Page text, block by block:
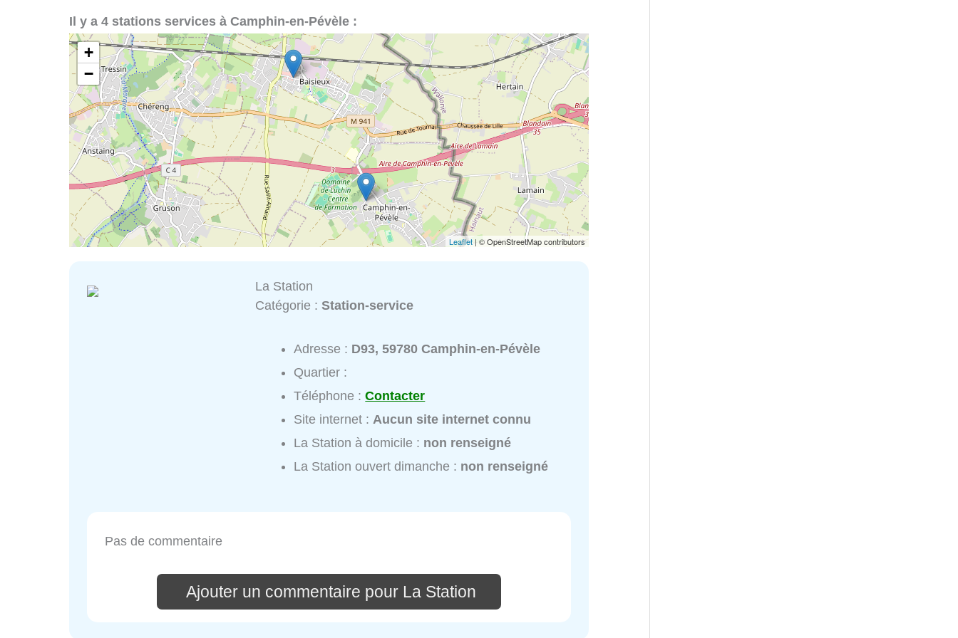
Il y a 4 stations services à Camphin-en-Pévèle :
+
−
Leaflet | © OpenStreetMap contributors
La Station
Catégorie :Station-service
Adresse : D93, 59780 Camphin-en-Pévèle
Quartier :
Téléphone :Contacter
Site internet :Aucun site internet connu
La Station à domicile : non renseigné
La Station ouvert dimanche : non renseigné
Pas de commentaire
Ajouter un commentaire pour La Station